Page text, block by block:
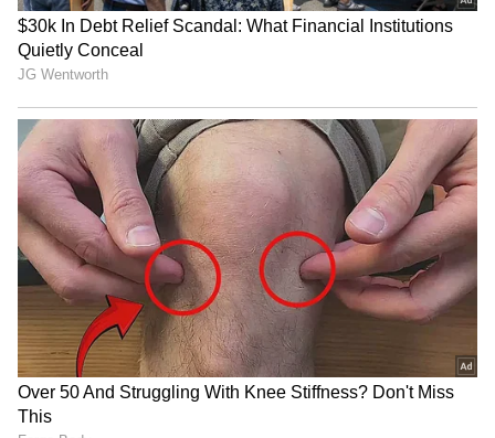
6
Image Credit :Asianet News
தொகை பெறுவதில் தாமதம் ஏற்படுமா?!
ரூ.2,500 உதவித்தொகையைப் பெறுவதற்கு
அரசால் நிர்ணயிக்கப்பட்ட தகுதிகளை
பூர்த்தி செய்திருக்க வேண்டும். குடும்பத்
தலைவியாக இருப்பது, தேவையான
ஆவணங்களுடன் விண்ணப்பித்திருப்பது,